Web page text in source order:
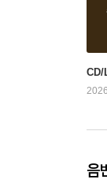
CD/
음